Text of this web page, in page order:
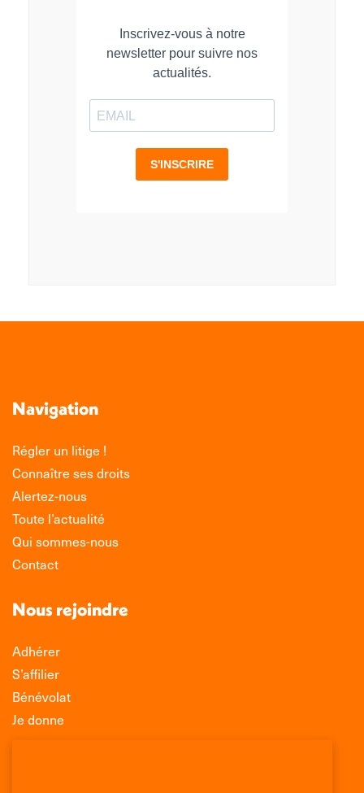
Navigation
Régler un litige !
Connaître ses droits
Alertez-nous
Toute l’actualité
Qui sommes-nous
Contact
Nous rejoindre
Adhérer
S’affilier
Bénévolat
Je donne